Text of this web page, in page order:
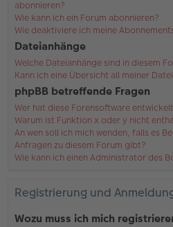
abonnieren?
Wie kann ich ein Forum abonnieren?
Wie deaktiviere ich meine
Dateianhänge
Welche Dateianhänge sind in diesem
Kann ich eine Übersicht all meiner
phpBB betreffende Fragen
Wer hat diese Forensoftware
Warum ist Funktion x oder y nicht
An wen soll ich mich wenden, falls es
Anfragen zu diesem Forum gibt?
Wie kann ich einen Administrator des
Registrierung und
Wozu muss ich mich